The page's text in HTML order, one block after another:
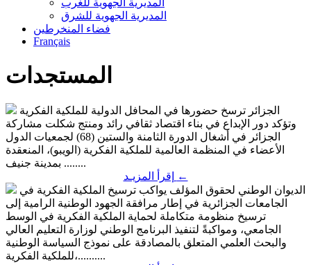
المديرية الجهوية للشرق
فضاء المنخرطين
Français
المستجدات
الجزائر ترسخ حضورها في المحافل الدولية للملكية الفكرية
وتؤكد دور الإبداع في بناء اقتصاد ثقافي رائد ومنتج شكلت مشاركة
الجزائر في أشغال الدورة الثامنة والستين (68) لجمعيات الدول
الأعضاء في المنظمة العالمية للملكية الفكرية (الويبو)، المنعقدة
بمدينة جنيف ........
←
الديوان الوطني لحقوق المؤلف يواكب ترسيخ الملكية الفكرية في
الجامعات الجزائرية في إطار مرافقة الجهود الوطنية الرامية إلى
ترسيخ منظومة متكاملة لحماية الملكية الفكرية في الوسط
الجامعي، ومواكبةً لتنفيذ البرنامج الوطني لوزارة التعليم العالي
والبحث العلمي المتعلق بالمصادقة على نموذج السياسة الوطنية
للملكية الفكرية،..........